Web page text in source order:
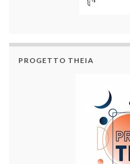
PROGETTO THEIA